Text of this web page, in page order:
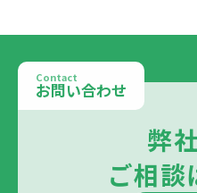
Contact
お問い合わせ
弊
ご相談